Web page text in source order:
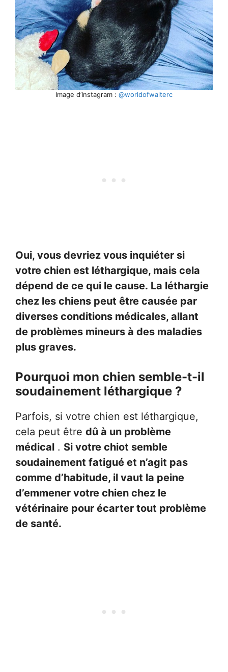
Image d’Instagram : @worldofwalterc
Oui, vous devriez vous inquiéter si
votre chien est léthargique, mais cela
dépend de ce qui le cause. La léthargie
chez les chiens peut être causée par
diverses conditions médicales, allant
de problèmes mineurs à des maladies
plus graves.
Pourquoi mon chien semble-t-il
soudainement léthargique ?
Parfois, si votre chien est léthargique,
cela peut être dû à un problème
médical . Si votre chiot semble
soudainement fatigué et n’agit pas
comme d’habitude, il vaut la peine
d’emmener votre chien chez le
vétérinaire pour écarter tout problème
de santé.